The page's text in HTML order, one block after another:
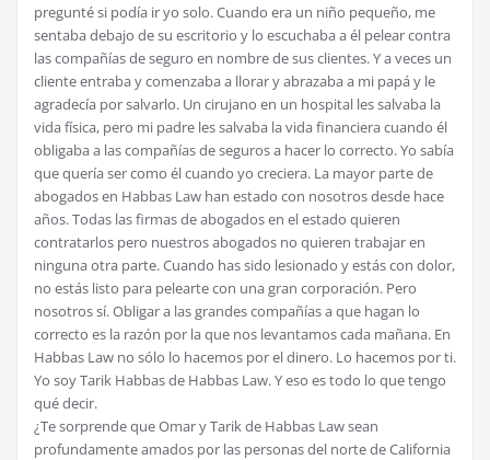
pregunté si podía ir yo solo. Cuando era un niño pequeño, me
sentaba debajo de su escritorio y lo escuchaba a él pelear contra
las compañías de seguro en nombre de sus clientes. Y a veces un
cliente entraba y comenzaba a llorar y abrazaba a mi papá y le
agradecía por salvarlo. Un cirujano en un hospital les salvaba la
vida física, pero mi padre les salvaba la vida financiera cuando él
obligaba a las compañías de seguros a hacer lo correcto. Yo sabía
que quería ser como él cuando yo creciera. La mayor parte de
abogados en Habbas Law han estado con nosotros desde hace
años. Todas las firmas de abogados en el estado quieren
contratarlos pero nuestros abogados no quieren trabajar en
ninguna otra parte. Cuando has sido lesionado y estás con dolor,
no estás listo para pelearte con una gran corporación. Pero
nosotros sí. Obligar a las grandes compañías a que hagan lo
correcto es la razón por la que nos levantamos cada mañana. En
Habbas Law no sólo lo hacemos por el dinero. Lo hacemos por ti.
Yo soy Tarik Habbas de Habbas Law. Y eso es todo lo que tengo
qué decir.
¿Te sorprende que Omar y Tarik de Habbas Law sean
profundamente amados por las personas del norte de California